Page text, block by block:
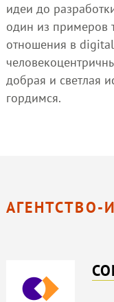
идеи до
один из примеров
отношения в
добрая и светлая
гордимся.
АГЕНТСТВО-